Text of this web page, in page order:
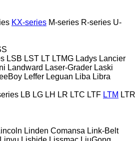
KX-series M-series R-series U-
LSB LST LT LTMG Ladys Lancier
Landward Laser-Grader Laski
Leffer Leguan Liba Libra
LB LG LH LR LTC LTF LTM LTR
Linden Comansa Link-Belt